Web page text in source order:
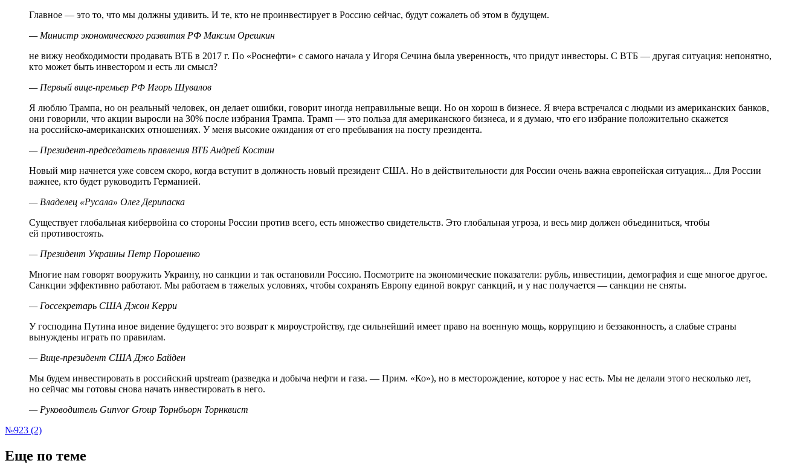
Главное — это то, что мы должны удивить. И те, кто не проинвестирует в Россию сейчас, будут сожалеть об этом в будущем.
— Министр экономического развития РФ Максим Орешкин
не вижу необходимости продавать ВТБ в 2017 г. По «Роснефти» с самого начала у Игоря Сечина была уверенность, что придут инвесторы. С ВТБ — другая ситуация: непонятно,
кто может быть инвестором и есть ли смысл?
— Первый вице-премьер РФ Игорь Шувалов
Я люблю Трампа, но он реальный человек, он делает ошибки, говорит иногда неправильные вещи. Но он хорош в бизнесе. Я вчера встречался с людьми из американских банков,
они говорили, что акции выросли на 30% после избрания Трампа. Трамп — это польза для американского бизнеса, и я думаю, что его избрание положительно скажется
на российско-американских отношениях. У меня высокие ожидания от его пребывания на посту президента.
— Президент-председатель правления ВТБ Андрей Костин
Новый мир начнется уже совсем скоро, когда вступит в должность новый президент США. Но в действительности для России очень важна европейская ситуация... Для России
важнее, кто будет руководить Германией.
— Владелец «Русала» Олег Дерипаска
Существует глобальная кибервойна со стороны России против всего, есть множество свидетельств. Это глобальная угроза, и весь мир должен объединиться, чтобы
ей противостоять.
— Президент Украины Петр Порошенко
Многие нам говорят вооружить Украину, но санкции и так остановили Россию. Посмотрите на экономические показатели: рубль, инвестиции, демография и еще многое другое.
Санкции эффективно работают. Мы работаем в тяжелых условиях, чтобы сохранять Европу единой вокруг санкций, и у нас получается — санкции не сняты.
— Госсекретарь США Джон Керри
У господина Путина иное видение будущего: это возврат к мироустройству, где сильнейший имеет право на военную мощь, коррупцию и беззаконность, а слабые страны
вынуждены играть по правилам.
— Вице-президент США Джо Байден
Мы будем инвестировать в российский upstream (разведка и добыча нефти и газа. — Прим. «Ко»), но в месторождение, которое у нас есть. Мы не делали этого несколько лет,
но сейчас мы готовы снова начать инвестировать в него.
— Руководитель Gunvor Group Торнбьорн Торнквист
№923 (2)
Еще по теме